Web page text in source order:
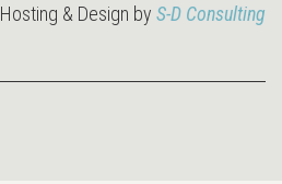
Hosting & Design by S-D Consulting